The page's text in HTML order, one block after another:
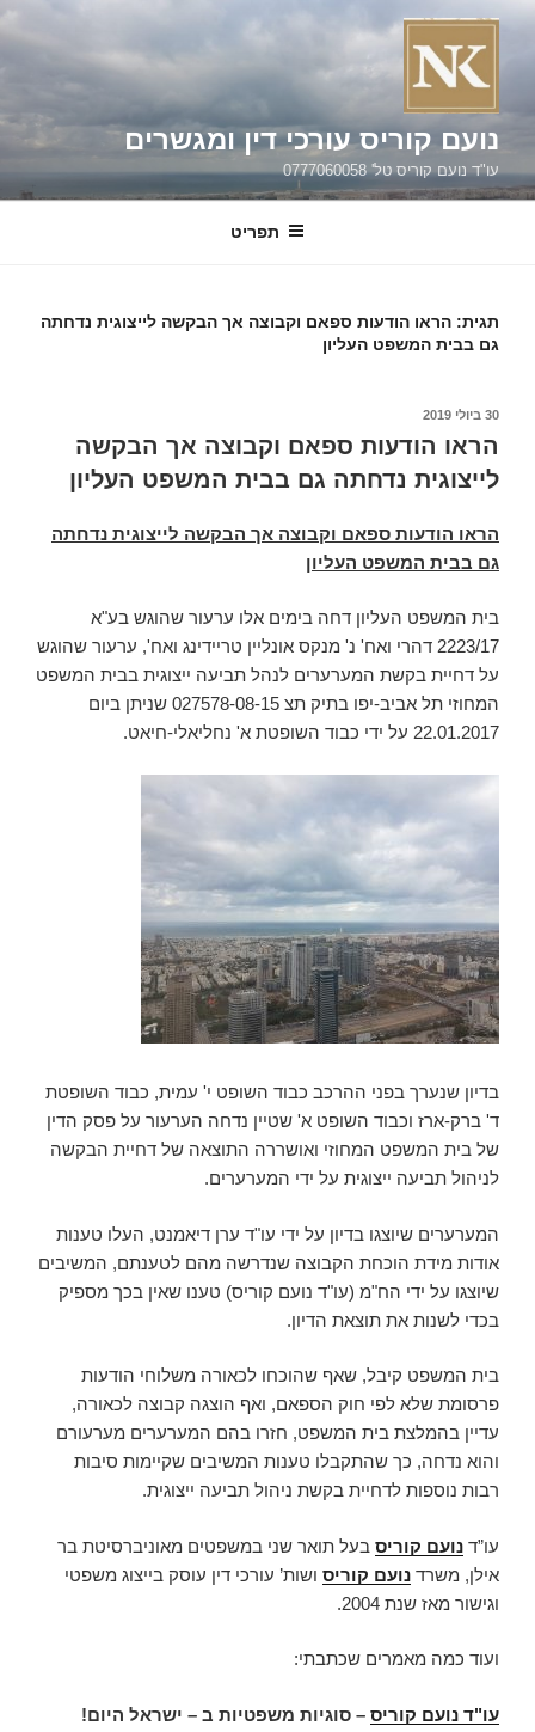
דילוג
נועם קוריס עורכי דין ומגשרים
עו"ד נועם קוריס טל' 0777060058
תפריט
תגית: הראו הודעות ספאם וקבוצה אך הבקשה לייצוגית נדחתה
גם בבית המשפט העליון
פורסם
30 ביולי 2019
הראו הודעות ספאם וקבוצה אך הבקשה
לייצוגית נדחתה גם בבית המשפט העליון
הראו הודעות ספאם וקבוצה אך הבקשה לייצוגית נדחתה
גם בבית המשפט העליון
בית המשפט העליון דחה בימים אלו ערעור שהוגש בע"א
2223/17 דהרי ואח' נ' מנקס אונליין טריידינג ואח', ערעור שהוגש
על דחיית בקשת המערערים לנהל תביעה ייצוגית בבית המשפט
המחוזי תל אביב-יפו בתיק תצ 027578-08-15 שניתן ביום
22.01.2017 על ידי כבוד השופטת א' נחליאלי-חיאט.
בדיון שנערך בפני ההרכב כבוד השופט י' עמית, כבוד השופטת
ד' ברק-ארז וכבוד השופט א' שטיין נדחה הערעור על פסק הדין
של בית המשפט המחוזי ואושררה התוצאה של דחיית הבקשה
לניהול תביעה ייצוגית על ידי המערערים.
המערערים שיוצגו בדיון על ידי עו"ד ערן דיאמנט, העלו טענות
אודות מידת הוכחת הקבוצה שנדרשה מהם לטענתם, המשיבים
שיוצגו על ידי הח"מ (עו"ד נועם קוריס) טענו שאין בכך מספיק
בכדי לשנות את תוצאת הדיון.
בית המשפט קיבל, שאף שהוכחו לכאורה משלוחי הודעות
פרסומת שלא לפי חוק הספאם, ואף הוצגה קבוצה לכאורה,
עדיין בהמלצת בית המשפט, חזרו בהם המערערים מערעורם
והוא נדחה, כך שהתקבלו טענות המשיבים שקיימות סיבות
רבות נוספות לדחיית בקשת ניהול תביעה ייצוגית.
עו”ד נועם קוריס בעל תואר שני במשפטים מאוניברסיטת בר
אילן, משרד נועם קוריס ושות’ עורכי דין עוסק בייצוג משפטי
וגישור מאז שנת 2004.
ועוד כמה מאמרים שכתבתי:
עו"ד נועם קוריס – סוגיות משפטיות ב – ישראל היום!